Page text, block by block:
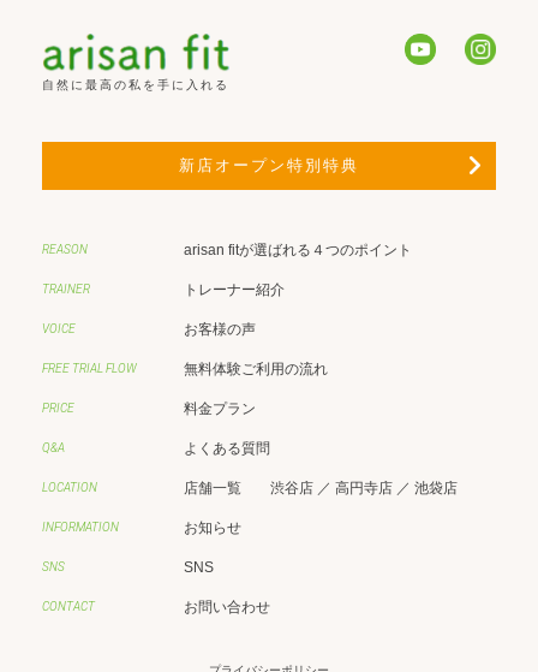
自然に最高の私を手に入れる
新店オープン特別特典 chevron_right
REASON arisan fitが選ばれる４つのポイント
TRAINER トレーナー紹介
VOICE お客様の声
FREE TRIAL FLOW 無料体験ご利用の流れ
PRICE 料金プラン
Q&A よくある質問
LOCATION 店舗一覧渋谷店 ／高円寺店 ／池袋店
INFORMATION お知らせ
SNS SNS
CONTACT お問い合わせ